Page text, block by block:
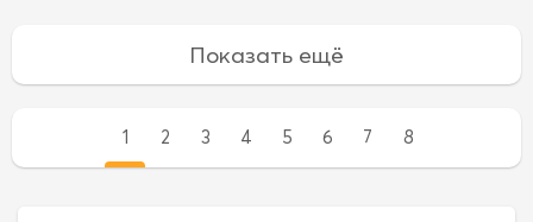
1 2 3 4 5 6 7 8